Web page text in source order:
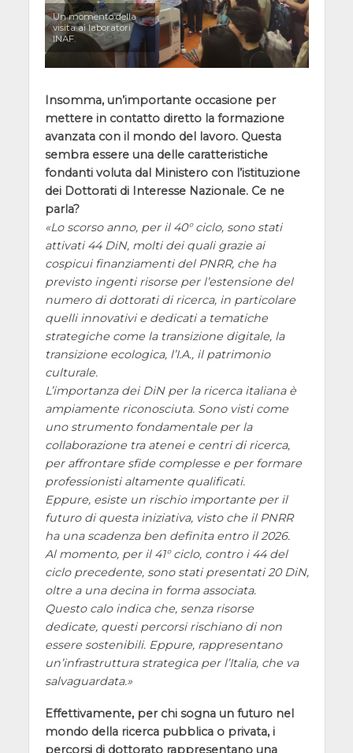
Un momento della
visita ai laboratori
INAF.
Insomma, un’importante occasione per
mettere in contatto diretto la formazione
avanzata con il mondo del lavoro. Questa
sembra essere una delle caratteristiche
fondanti voluta dal Ministero con l’istituzione
dei Dottorati di Interesse Nazionale. Ce ne
parla?
Lo scorso anno, per il 40° ciclo, sono stati
attivati 44 DiN, molti dei quali grazie ai
cospicui finanziamenti del PNRR, che ha
previsto ingenti risorse per l’estensione del
numero di dottorati di ricerca, in particolare
quelli innovativi e dedicati a tematiche
strategiche come la transizione digitale, la
transizione ecologica, l’I.A., il patrimonio
culturale.
L’importanza dei DiN per la ricerca italiana è
ampiamente riconosciuta. Sono visti come
uno strumento fondamentale per la
collaborazione tra atenei e centri di ricerca,
per affrontare sfide complesse e per formare
professionisti altamente qualificati.
Eppure, esiste un rischio importante per il
futuro di questa iniziativa, visto che il PNRR
ha una scadenza ben definita entro il 2026.
Al momento, per il 41° ciclo, contro i 44 del
ciclo precedente, sono stati presentati 20 DiN,
oltre a una decina in forma associata.
Questo calo indica che, senza risorse
dedicate, questi percorsi rischiano di non
essere sostenibili. Eppure, rappresentano
un’infrastruttura strategica per l’Italia, che va
salvaguardata.
Effettivamente, per chi sogna un futuro nel
mondo della ricerca pubblica o privata, i
percorsi di dottorato rappresentano una